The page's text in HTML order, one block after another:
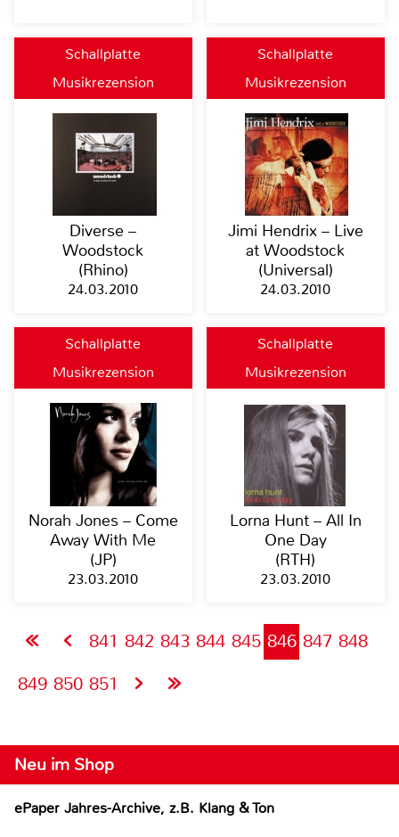
Schallplatte
Musikrezension
Diverse –
Woodstock
(Rhino)
24.03.2010
Schallplatte
Musikrezension
Jimi Hendrix – Live
at Woodstock
(Universal)
24.03.2010
Schallplatte
Musikrezension
Norah Jones – Come
Away With Me
(JP)
23.03.2010
Schallplatte
Musikrezension
Lorna Hunt – All In
One Day
(RTH)
23.03.2010
841 842 843 844 845 846 847 848
849 850 851
Neu im Shop
ePaper Jahres-Archive, z.B. Klang & Ton